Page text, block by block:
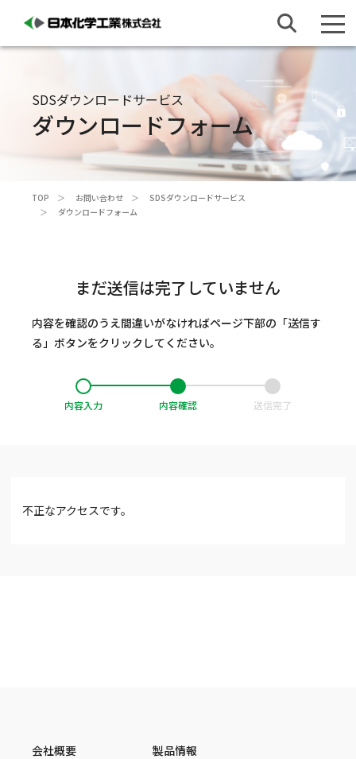
SDSダウンロードサービス
ダウンロードフォーム
TOP お問い合わせ
SDSダウンロードサービス
ダウンロードフォーム
まだ送信は完了していません
内容を確認のうえ間違いがなければページ下部の「送信す
る」ボタンをクリックしてください。
内容入力 内容確認 送信完了
不正なアクセスです。
会社概要 製品情報